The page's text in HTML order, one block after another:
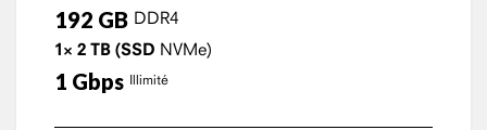
192 GB DDR4
1× 2 TB (SSD NVMe)
1 Gbps Illimité